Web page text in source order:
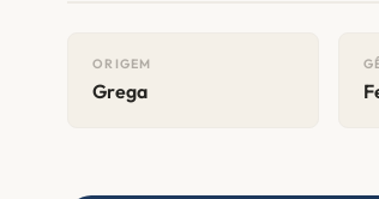
ORIGEM
Grega